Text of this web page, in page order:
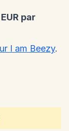
par
I am Beezy.